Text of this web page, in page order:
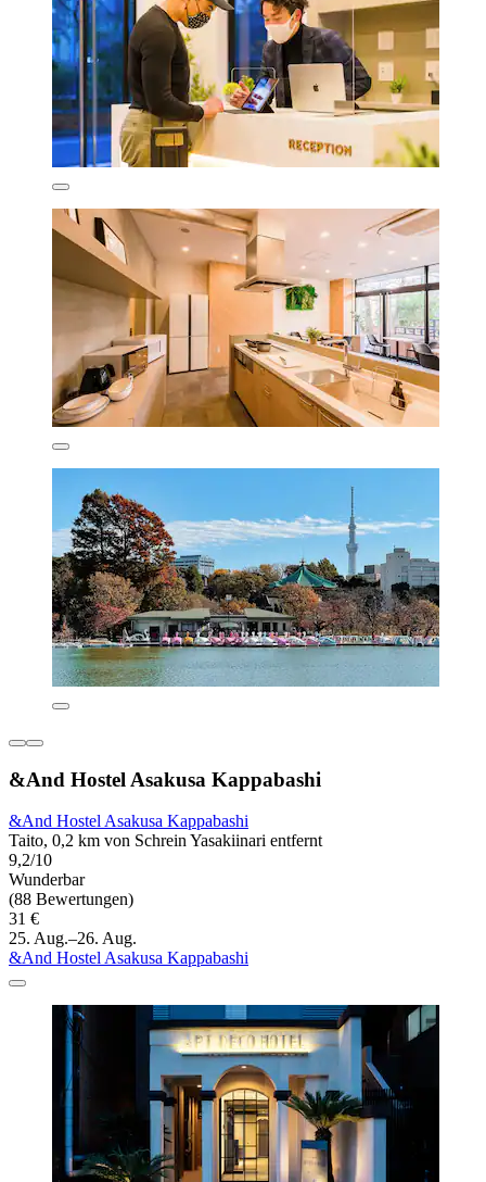
&And Hostel Asakusa Kappabashi
&And Hostel Asakusa Kappabashi
Taito, 0,2 km von Schrein Yasakiinari entfernt
9,2/10
Wunderbar
(88 Bewertungen)
31 €
25. Aug.–26. Aug.
&And Hostel Asakusa Kappabashi